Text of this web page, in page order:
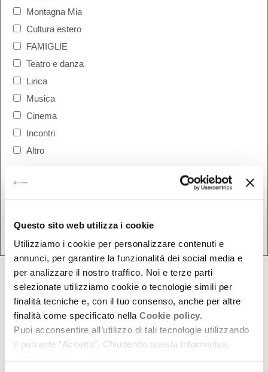
Questo sito web utilizza i cookie
Utilizziamo i cookie per personalizzare contenuti e
annunci, per garantire la funzionalità dei social media e
per analizzare il nostro traffico. Noi e terze parti
selezionate utilizziamo cookie o tecnologie simili per
finalità tecniche e, con il tuo consenso, anche per altre
finalità come specificato nella Cookie policy.
Puoi acconsentire all’utilizzo di tali tecnologie utilizzando
il pulsante “Accetta”. Chiudendo questa informativa,
Montagna Mia
Cultura estero
FAMIGLIE
Teatro e danza
Lirica
Musica
Cinema
Incontri
Altro
Cultura estero
16/08 HIT OUT